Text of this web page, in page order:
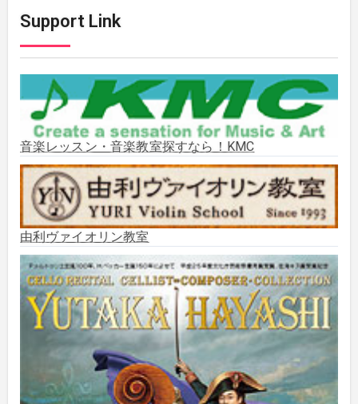
2025年11月
2025年10月 (2)
2025年9月 (3)
2025年8月 (5)
2025年7月 (3)
2025年6月 (1)
2025年5月 (5)
2025年3月 (1)
2025年2月
Support Link
音楽レッスン・音楽教室探すなら！KMC
由利ヴァイオリン教室